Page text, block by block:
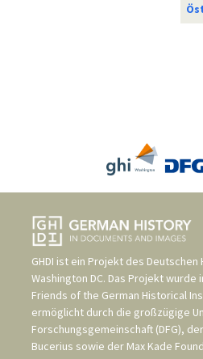
GHDI ist ein Projekt des Deutschen
Washington DC. Das Projekt wurde
Friends of the German Historical
ermöglicht durch die großzügige
Forschungsgemeinschaft (DFG), der
Bucerius sowie der Max Kade